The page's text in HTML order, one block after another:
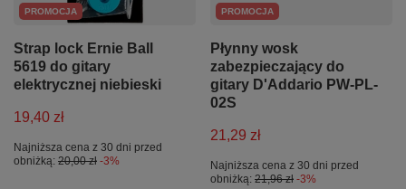
PROMOCJA
Strap lock Ernie Ball
5619 do gitary
elektrycznej niebieski
19,40 zł
Najniższa cena z 30 dni przed
obniżką: 20,00 zł -3%
PROMOCJA
Płynny wosk
zabezpieczający do
gitary D'Addario PW-PL-
02S
21,29 zł
Najniższa cena z 30 dni przed
obniżką: 21,96 zł -3%